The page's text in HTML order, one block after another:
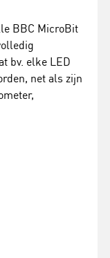
BBC MicroBit
bv. elke LED
net als zijn